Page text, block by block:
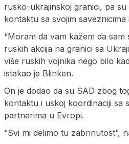
rusko-ukrajinskoj granici, pa
kontaktu sa svojim
“Moram da vam kažem da
ruskih akcija na granici sa
više ruskih vojnika nego bilo
istakao je Blinken.
On je dodao da su SAD zbog
kontaktu i uskoj koordinaciji sa
partnerima u Evropi.
“Svi mi delimo tu zabrinutost”,